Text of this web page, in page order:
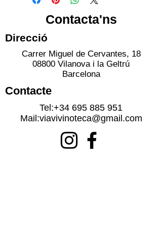
Contacta'ns
Direcció
Carrer Miguel de Cervantes, 18
08800 Vilanova i la Geltrú
Barcelona
Contacte
Tel:+34 695 885 951
Mail:viavivinoteca@gmail.com